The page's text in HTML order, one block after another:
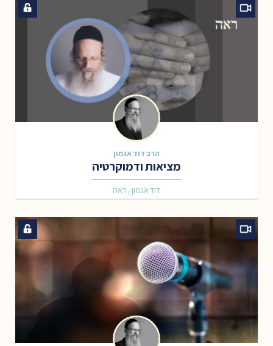
הרב דוד אגמון
מציאות ודמוקרטיה
ראה /דוד אגמון